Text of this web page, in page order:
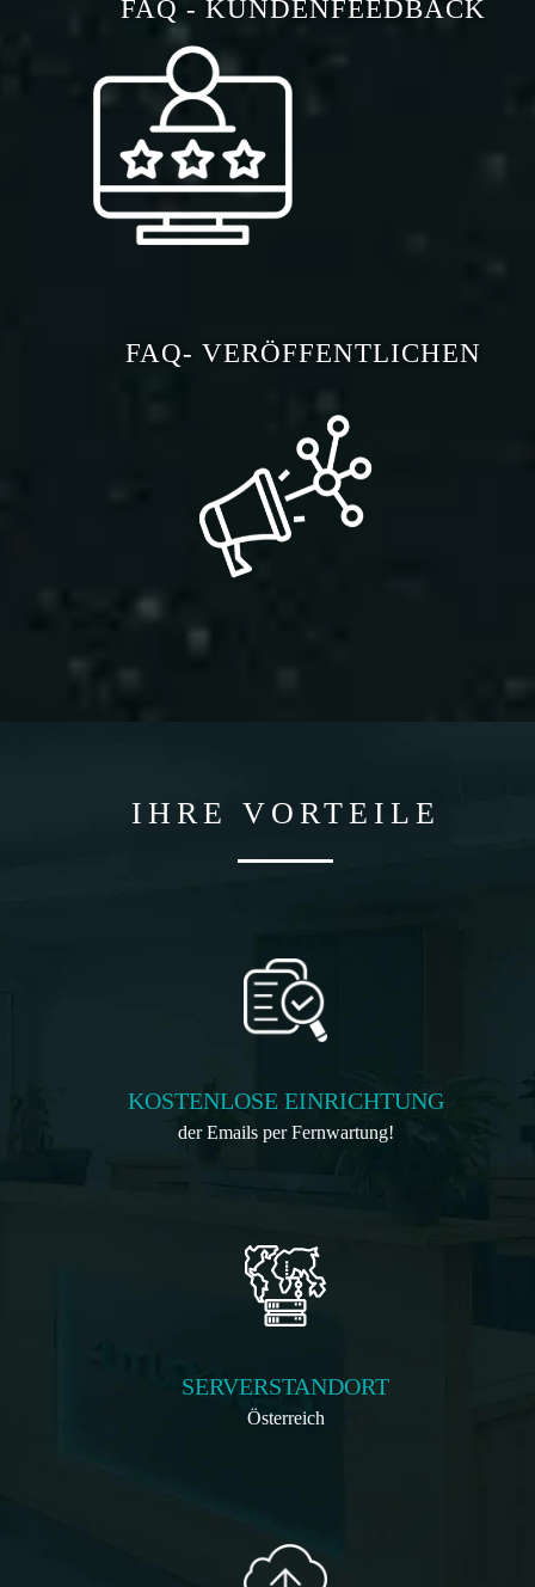
FAQ - KUNDENFEEDBACK
FAQ- VERÖFFENTLICHEN
IHRE VORTEILE
KOSTENLOSE EINRICHTUNG
der Emails per Fernwartung!
SERVERSTANDORT
Österreich